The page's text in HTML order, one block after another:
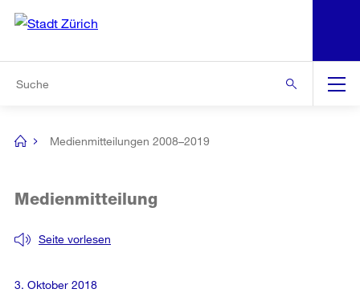
Navigation
[no
Medienmitteilungen 2008–2019
Seite vorlesen
Medienmitteilung
3. Oktober 2018